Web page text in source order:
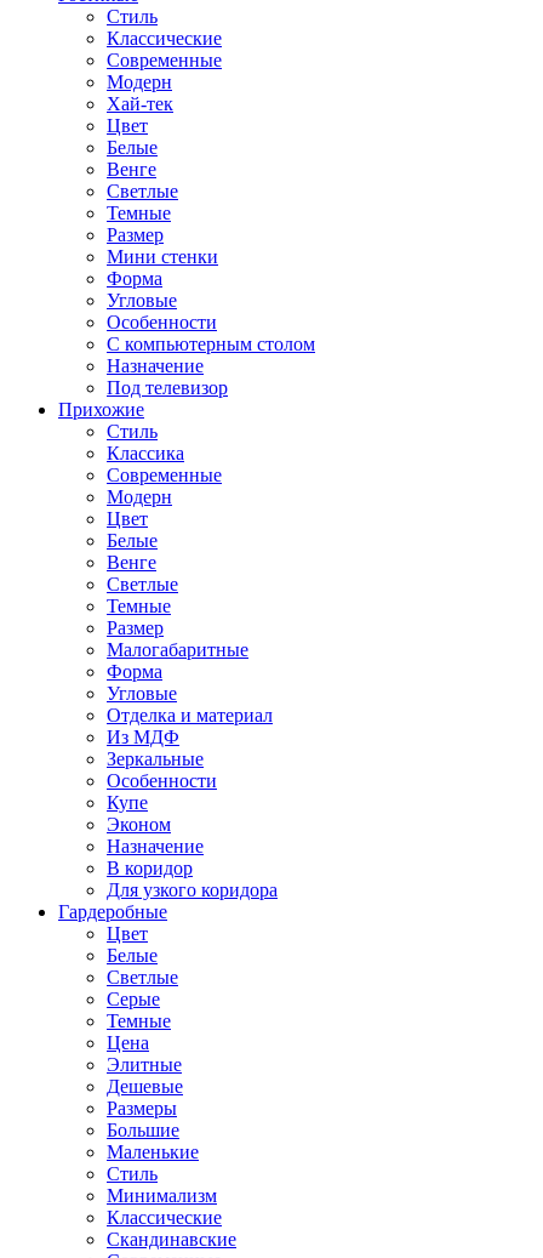
Стиль
Классические
Современные
Модерн
Хай-тек
Цвет
Белые
Венге
Светлые
Темные
Размер
Мини стенки
Форма
Угловые
Особенности
С компьютерным столом
Назначение
Под телевизор
Прихожие
Стиль
Классика
Современные
Модерн
Цвет
Белые
Венге
Светлые
Темные
Размер
Малогабаритные
Форма
Угловые
Отделка и материал
Из МДФ
Зеркальные
Особенности
Купе
Эконом
Назначение
В коридор
Для узкого коридора
Гардеробные
Цвет
Белые
Светлые
Серые
Темные
Цена
Элитные
Дешевые
Размеры
Большие
Маленькие
Стиль
Минимализм
Классические
Скандинавские